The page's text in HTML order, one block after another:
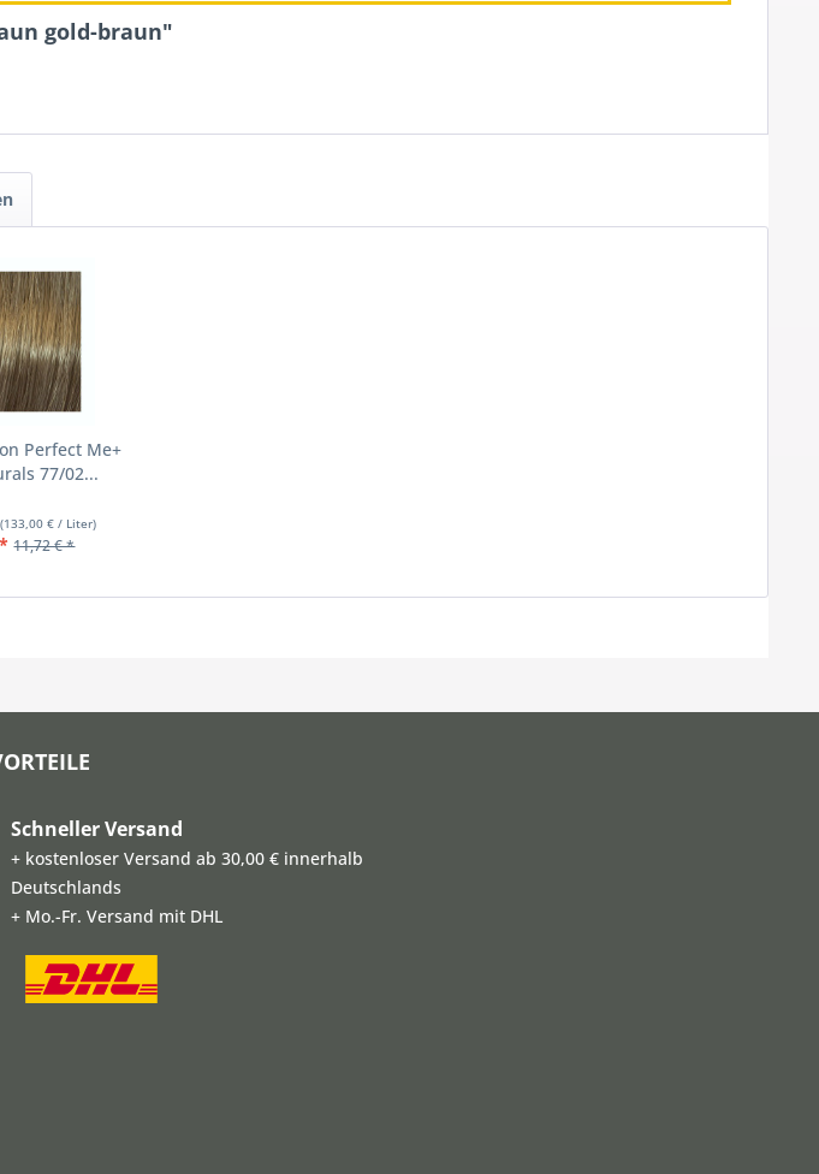
gold-braun"
Perfect Me+
77/02...
(133,00 € / Liter)
11,72 € *
Schneller Versand
+ kostenloser Versand ab 30,00 € innerhalb
Deutschlands
+ Mo.-Fr. Versand mit DHL